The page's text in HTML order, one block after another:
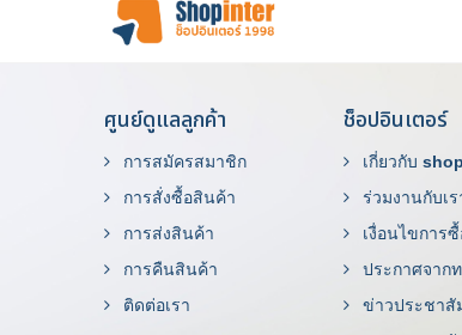
ศูนย์ดูแลลูกค้า
การสมัครสมาชิก
การสั่งซื้อสินค้า
การส่งสินค้า
การคืนสินค้า
ติดต่อเรา
ช็อปอินเตอร์
เกี่ยวกับ shop
ร่วมงานกับเร
เงื่อนไขการ
ประกาศจาก
ข่าวประชาสั